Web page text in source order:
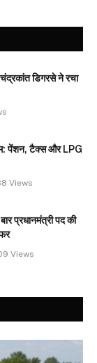
चंद्रकांत डिगरसे ने रचा
पेंशन, टैक्स और LPG
Views
प्रधानमंत्री पद की
Views